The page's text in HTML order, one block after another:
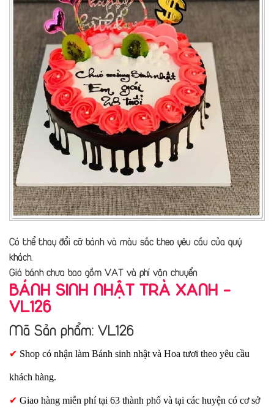
Có thể thay đổi cỡ bánh và màu sắc theo yêu cầu của quý
khách.
Giá bánh chưa bao gồm VAT và phí vận chuyển
BÁNH SINH NHẬT TRÀ XANH -
VL126
Mã Sản phẩm: VL126
✔ Shop có nhận làm Bánh sinh nhật và Hoa tươi theo yêu cầu
khách hàng.
✔ Giao hàng miễn phí tại 63 thành phố và tại các huyện có cơ sở